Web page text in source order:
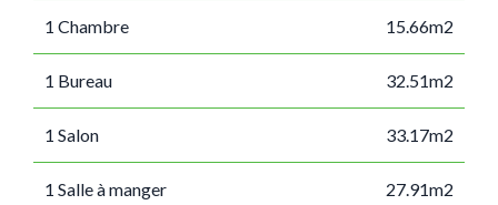
1 Chambre 15.66m2
1 Bureau 32.51m2
1 Salon 33.17m2
1 Salle à manger 27.91m2